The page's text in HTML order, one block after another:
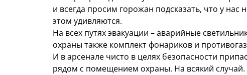
и всегда просим горожан подсказать, что у
этом удивляются.
На всех путях эвакуации – аварийные
охраны также комплект фонариков и
И в арсенале чисто в целях безопасности
рядом с помещением охраны. На всякий